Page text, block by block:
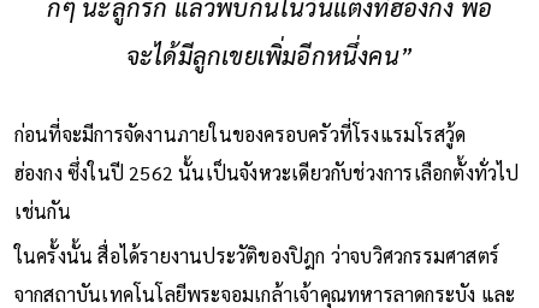
กๆ นะลูกรัก แล้วพบกันในวันแต่งที่ฮ่องกง พ่อ
จะได้มีลูกเขยเพิ่มอีกหนึ่งคน”
ก่อนที่จะมีการจัดงานภายในของครอบครัวที่โรงแรมโรสวู้ด
ฮ่องกง ซึ่งในปี 2562 นั้นเป็นจังหวะเดียวกับช่วงการเลือกตั้งทั่วไป
เช่นกัน
ในครั้งนั้น สื่อได้รายงานประวัติของปิฎก ว่าจบวิศวกรรมศาสตร์
จากสถาบันเทคโนโลยีพระจอมเกล้าเจ้าคุณทหารลาดกระบัง และ